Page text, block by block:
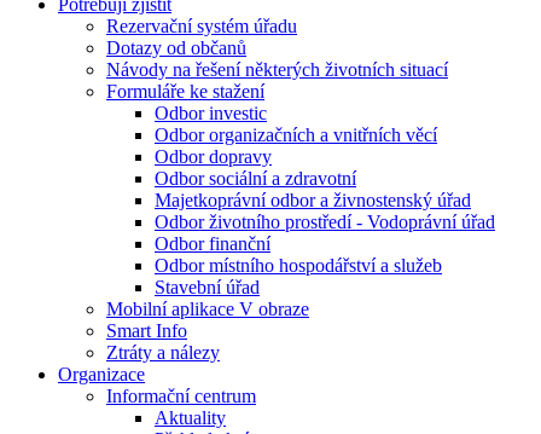
Potřebuji zjistit
Rezervační systém úřadu
Dotazy od občanů
Návody na řešení některých životních situací
Formuláře ke stažení
Odbor investic
Odbor organizačních a vnitřních věcí
Odbor dopravy
Odbor sociální a zdravotní
Majetkoprávní odbor a živnostenský úřad
Odbor životního prostředí - Vodoprávní úřad
Odbor finanční
Odbor místního hospodářství a služeb
Stavební úřad
Mobilní aplikace V obraze
Smart Info
Ztráty a nálezy
Organizace
Informační centrum
Aktuality